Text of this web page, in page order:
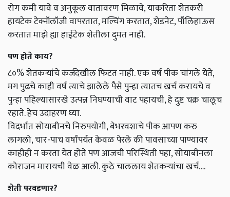
रोग कमी यावे व अनुकूल वातावरण मिळावे, याकरिता शेतकरी
हायटेक टेक्नॉलॉजी वापरतात, मल्चिंग करतात, शेडनेट, पाँलिहाऊस
करतात माझे ह्या हाईटेक शेतीला दुमत नाही.
पण होते काय?
८०% शेतकऱ्यांचे कर्जदेखील फिटत नाही. एक वर्ष पीक चांगले येते,
मग पुढचे काही वर्ष त्याचे झालेले पैसे पुन्हा त्यातच खर्च करायचे व
पुन्हा पहिल्यासारखे उत्पन्न निघण्याची वाट पहायची, हे दुष्ट चक्र चालूच
रहाते. हेच उदाहरण घ्या.
विदर्भात सोयाबीनचे निरुपयोगी, बेभरवशाचे पीक आपण करु
लागलो, चार-पाच वर्षांपर्यत केवळ पेरले की पावसाच्या पाण्यावर
काहीही न करता येत होते पण आजची परिस्थिती पहा, सोयाबीनला
कोराजन मारायची वेळ आली. कुठे चाललाय शेतकऱ्यांचा खर्च….
शेती परवडणार?